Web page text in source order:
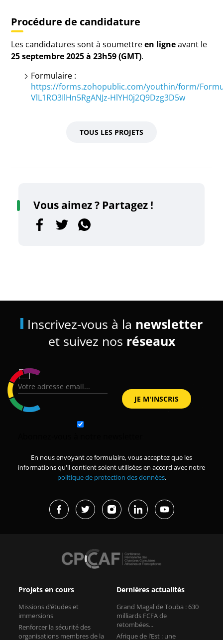
Procédure de candidature
Les candidatures sont à soumettreen ligneavant le
25 septembre 2025 à 23h59 (GMT).
Formulaire :
https://forms.zohopublic.com/youthin/form/
VlL1RO3IlHn5RgANJz-HlYH0j2Q9Dzg3D5w
TOUS LES PROJETS
Vous aimez ? Partagez !
Inscrivez-vous à la newsletter
et suivez nos réseaux
En nous envoyant ce formulaire, vous acceptez que les
informations qu'il contient soient utilisées en accord avec notre
politique de protection des données.
Projets en cours
Missions d’études et
immersions
Renforcer la sécurité des
organisations membres de la
Dernières actualités
Grand Magal de Touba : 630
milliards FCFA de
retombées...
Afrique de l’Est : une